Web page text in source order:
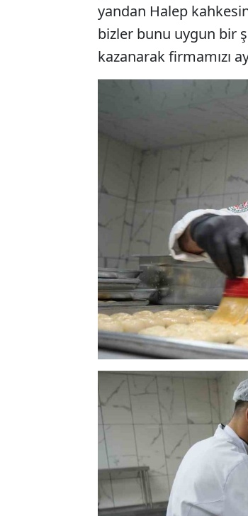
yandan Halep
bizler bunu uygun bir
kazanarak firmamızı